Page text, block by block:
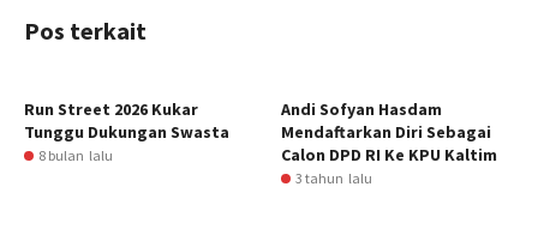
Pos terkait
Run Street 2026 Kukar
Tunggu Dukungan Swasta
8 bulan lalu
Andi Sofyan Hasdam
Mendaftarkan Diri Sebagai
Calon DPD RI Ke KPU Kaltim
3 tahun lalu